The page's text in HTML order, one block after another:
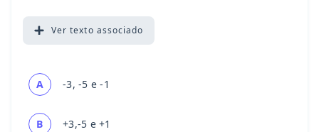
Ver texto associado
A -3, -5 e -1
B +3,-5 e +1